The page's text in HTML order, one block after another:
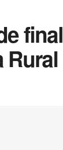
final
Rural